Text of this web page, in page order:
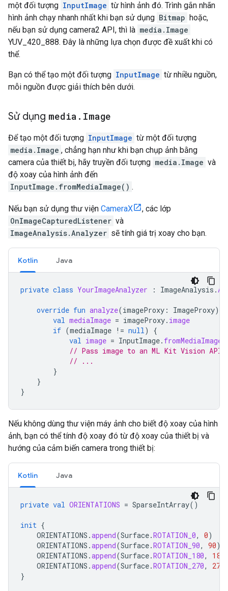
một đối tượng InputImage từ hình ảnh đó. Trình gắn nhãn
hình ảnh chạy nhanh nhất khi bạn sử dụng Bitmap hoặc,
nếu bạn sử dụng camera2 API, thì là media.Image
YUV_420_888. Đây là những lựa chọn được đề xuất khi có
thể.
Bạn có thể tạo một đối tượng InputImage từ nhiều nguồn,
mỗi nguồn được giải thích bên dưới.
Sử dụng media . Image
Để tạo một đối tượng InputImage từ một đối tượng
media.Image , chẳng hạn như khi bạn chụp ảnh bằng
camera của thiết bị, hãy truyền đối tượng media.Image và
độ xoay của hình ảnh đến
InputImage.fromMediaImage() .
Nếu bạn sử dụng thư viện CameraX
, các lớp
OnImageCapturedListener và
ImageAnalysis.Analyzer sẽ tính giá trị xoay cho bạn.
Kotlin Java
private class YourImageAnalyzer : ImageAnalysis .
override fun analyze(imageProxy : ImageProxy)
val mediaImage = imageProxy. image
if (mediaImage != null)
{
val image = InputImage. fromMediaImage
// Pass image to an ML Kit Vision API
// ...
}
}
}
Nếu không dùng thư viện máy ảnh cho biết độ xoay của hình
ảnh, bạn có thể tính độ xoay đó từ độ xoay của thiết bị và
hướng của cảm biến camera trong thiết bị:
Kotlin Java
private val ORIENTATIONS = SparseIntArray()
init {
ORIENTATIONS .append(Surface.ROTATION_0, 0)
ORIENTATIONS .append(Surface.ROTATION_90, 90)
ORIENTATIONS .append(Surface.ROTATION_180, 180
ORIENTATIONS .append(Surface.ROTATION_270, 270
}